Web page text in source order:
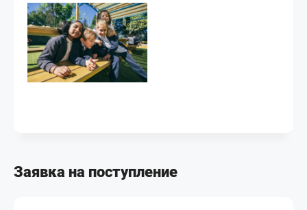
Заявка на поступление